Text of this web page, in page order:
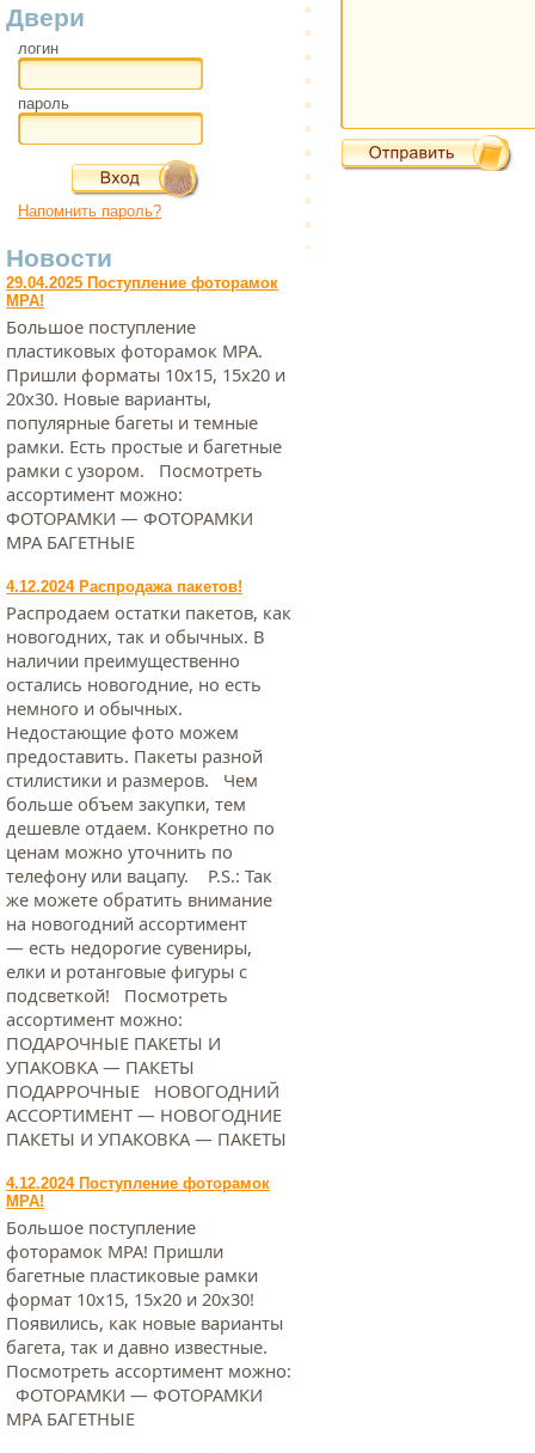
Двери
логин
пароль
Напомнить пароль?
Новости
29.04.2025 Поступление фоторамок
МРА!
Большое поступление
пластиковых фоторамок МРА.
Пришли форматы 10х15, 15х20 и
20х30. Новые варианты,
популярные багеты и темные
рамки. Есть простые и багетные
рамки с узором. Посмотреть
ассортимент можно:
ФОТОРАМКИ — ФОТОРАМКИ
МРА БАГЕТНЫЕ
4.12.2024 Распродажа пакетов!
Распродаем остатки пакетов, как
новогодних, так и обычных. В
наличии преимущественно
остались новогодние, но есть
немного и обычных.
Недостающие фото можем
предоставить. Пакеты разной
стилистики и размеров. Чем
больше объем закупки, тем
дешевле отдаем. Конкретно по
ценам можно уточнить по
телефону или вацапу. Р.S.: Так
же можете обратить внимание
на новогодний ассортимент
— есть недорогие сувениры,
елки и ротанговые фигуры с
подсветкой! Посмотреть
ассортимент можно:
ПОДАРОЧНЫЕ ПАКЕТЫ И
УПАКОВКА — ПАКЕТЫ
ПОДАРРОЧНЫЕ НОВОГОДНИЙ
АССОРТИМЕНТ — НОВОГОДНИЕ
ПАКЕТЫ И УПАКОВКА — ПАКЕТЫ
4.12.2024 Поступление фоторамок
МРА!
Большое поступление
фоторамок МРА! Пришли
багетные пластиковые рамки
формат 10х15, 15х20 и 20х30!
Появились, как новые варианты
багета, так и давно известные.
Посмотреть ассортимент можно:
ФОТОРАМКИ — ФОТОРАМКИ
МРА БАГЕТНЫЕ